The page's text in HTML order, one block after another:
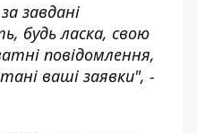
завдані
будь ласка, свою
повідомлення,
ваші заявки", -